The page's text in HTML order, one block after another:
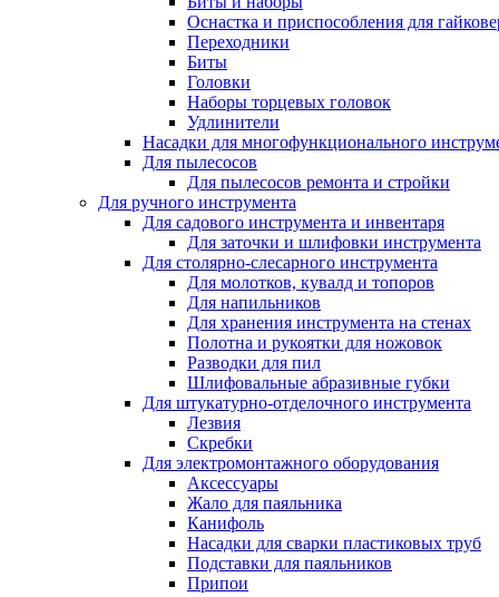
Оснастка и приспособления для
Переходники
Биты
Головки
Наборы торцевых головок
Удлинители
Насадки для многофункционального
Для пылесосов
Для пылесосов ремонта и стройки
Для ручного инструмента
Для садового инструмента и инвентаря
Для заточки и шлифовки инструмента
Для столярно-слесарного инструмента
Для молотков, кувалд и топоров
Для напильников
Для хранения инструмента на стенах
Полотна и рукоятки для ножовок
Разводки для пил
Шлифовальные абразивные губки
Для штукатурно-отделочного инструмента
Лезвия
Скребки
Для электромонтажного оборудования
Аксессуары
Жало для паяльника
Канифоль
Насадки для сварки пластиковых труб
Подставки для паяльников
Припои